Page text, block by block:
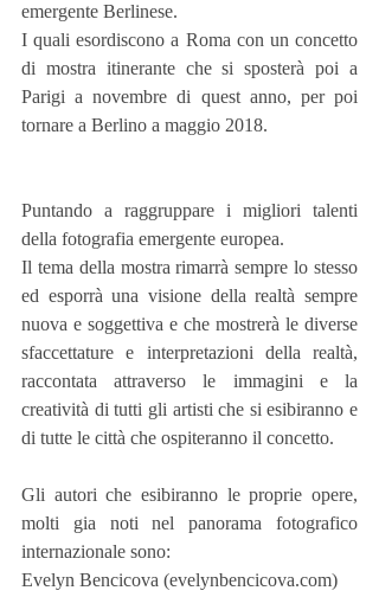
emergente Berlinese.
I quali esordiscono a Roma con un concetto
di mostra itinerante che si sposterà poi a
Parigi a novembre di quest anno, per poi
tornare a Berlino a maggio 2018.
Puntando a raggruppare i migliori talenti
della fotografia emergente europea.
Il tema della mostra rimarrà sempre lo stesso
ed esporrà una visione della realtà sempre
nuova e soggettiva e che mostrerà le diverse
sfaccettature e interpretazioni della realtà,
raccontata attraverso le immagini e la
creatività di tutti gli artisti che si esibiranno e
di tutte le città che ospiteranno il concetto.
Gli autori che esibiranno le proprie opere,
molti gia noti nel panorama fotografico
internazionale sono:
Evelyn Bencicova (evelynbencicova.com)